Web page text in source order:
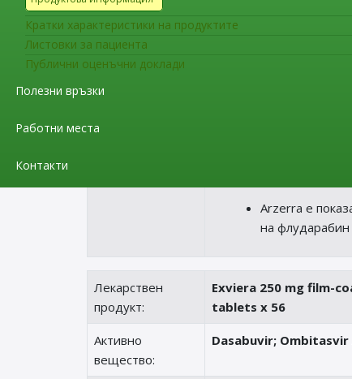
Кратки характеристики на продуктите
Листовки за пациента
Публични оценъчни доклади
Полезни връзки
Работни места
Контакти
показания:
Arzerra е
на
Лекарствен
продукт:
Exviera 250 mg film-
tablets x 56
Активно
вещество:
Dasabuvir;